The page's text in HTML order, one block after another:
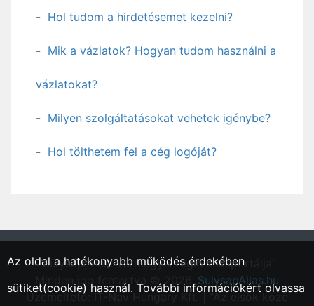
Hol tudom a hirdetésemet kezelni?
Mik a vázlatok? Hogyan tudom használni a
vázlatokat?
Milyen szolgáltatásokat vehetek igénybe?
Hol tölthetem fel a cég logóját?
"Sülysáp, Pest vármegyei régió állásportálja"
Minden jog fentartva © 2026.SulysapAllas.hu
Üzemeltető: IT-Nav Hungary Kft. | "Az elsők közé
Az oldal a hatékonyabb működés érdekében
sütiket(cookie) használ. További információkért olvassa